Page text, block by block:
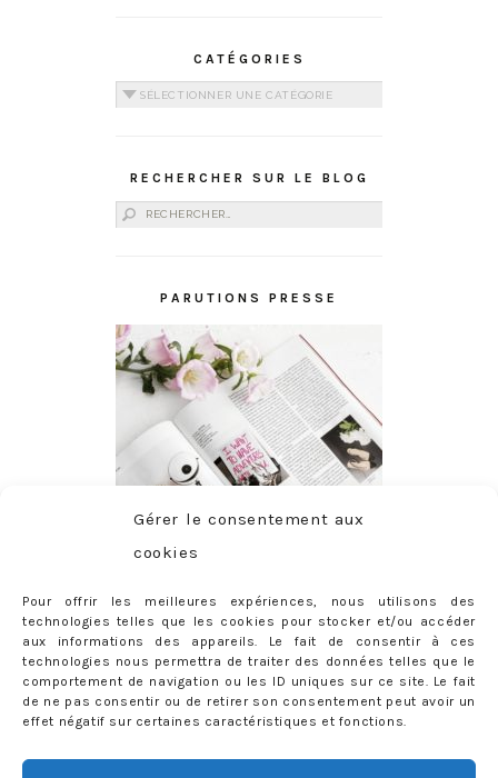
Gérer le consentement aux
cookies
Pour offrir les meilleures expériences, nous utilisons des
technologies telles que les cookies pour stocker et/ou accéder
aux informations des appareils. Le fait de consentir à ces
technologies nous permettra de traiter des données telles que le
comportement de navigation ou les ID uniques sur ce site. Le fait
de ne pas consentir ou de retirer son consentement peut avoir un
effet négatif sur certaines caractéristiques et fonctions.
CATÉGORIES
Catégories
RECHERCHER SUR LE BLOG
Rechercher :
PARUTIONS PRESSE
ABONNEMENT
Adresse